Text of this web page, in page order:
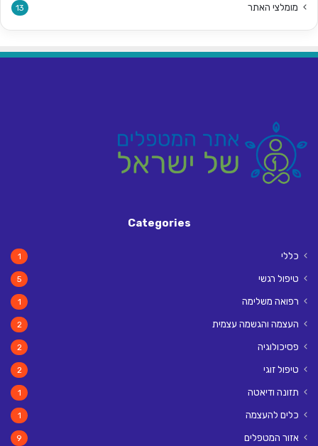
מומלצי האתר 13
Categories
כללי 1
טיפול רגשי 5
רפואה משלימה 1
העצמה והגשמה עצמית 2
פסיכולוגיה 2
טיפול זוגי 2
תזונה ודיאטה 1
כלים להעצמה 1
אזור המטפלים 9